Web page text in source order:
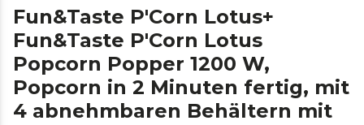
Fun&Taste P'Corn Lotus+
Fun&Taste P'Corn Lotus
Popcorn Popper 1200 W,
Popcorn in 2 Minuten fertig, mit
4 abnehmbaren Behältern mit